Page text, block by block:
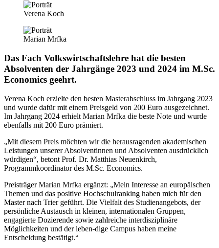
Verena Koch
Marian Mrfka
Das Fach Volkswirtschaftslehre hat die besten
Absolventen der Jahrgänge 2023 und 2024 im M.Sc.
Economics geehrt.
Verena Koch erzielte den besten Masterabschluss im Jahrgang 2023
und wurde dafür mit einem Preisgeld von 200 Euro ausgezeichnet.
Im Jahrgang 2024 erhielt Marian Mrfka die beste Note und wurde
ebenfalls mit 200 Euro prämiert.
„Mit diesem Preis möchten wir die herausragenden akademischen
Leistungen unserer Absolventinnen und Absolventen ausdrücklich
würdigen“, betont Prof. Dr. Matthias Neuenkirch,
Programmkoordinator des M.Sc. Economics.
Preisträger Marian Mrfka ergänzt: „Mein Interesse an europäischen
Themen und das positive Hochschulranking haben mich für den
Master nach Trier geführt. Die Vielfalt des Studienangebots, der
persönliche Austausch in kleinen, internationalen Gruppen,
engagierte Dozierende sowie zahlreiche interdisziplinäre
Möglichkeiten und der leben-dige Campus haben meine
Entscheidung bestätigt.“